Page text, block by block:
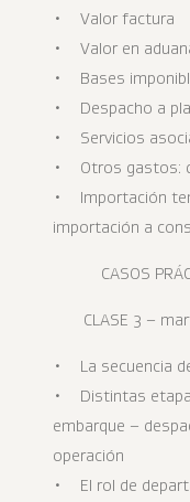
• Valor factura
• Valor en
• Bases
• Despacho a
• Servicios
• Otros gastos:
• Importación
importación a
CASOS
CLASE 3 –
• La secuencia
• Distintas
embarque –
operación
• El rol de